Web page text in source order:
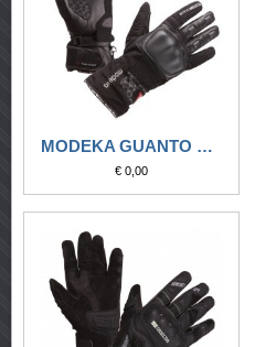
MODEKA GUANTO DONNA TACOMA NERO IMPERMEABILE
€ 0,00